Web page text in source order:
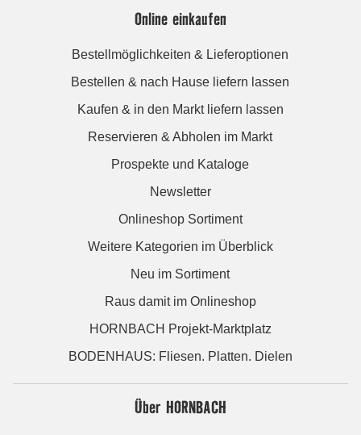
Online einkaufen
Bestellmöglichkeiten & Lieferoptionen
Bestellen & nach Hause liefern lassen
Kaufen & in den Markt liefern lassen
Reservieren & Abholen im Markt
Prospekte und Kataloge
Newsletter
Onlineshop Sortiment
Weitere Kategorien im Überblick
Neu im Sortiment
Raus damit im Onlineshop
HORNBACH Projekt-Marktplatz
BODENHAUS: Fliesen. Platten. Dielen
Über HORNBACH